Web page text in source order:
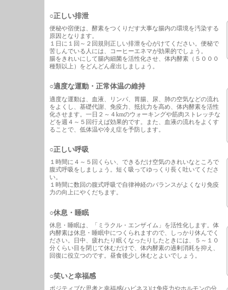
○正しい排泄
便秘や宿便は、酵素をつくりだす大事な腸内の環境を汚染する
原因となります。
１日に１回～２回規則正しい排泄を心がけてください。便秘で
苦しんでいる人には、コーヒーエネマが効果的でしょう。
腸をきれいにして腸内細菌を活性化させ、体内酵素（５０００
種類以上）をどんどん産出しましょう。
○適度な運動・正常体温の維持
適度な運動は、血液、リンパ、胃腸、尿、肺の空気などの流れ
をよくし、基礎代謝、免疫力、抵抗力を高め、体内酵素を活性
化させます。一日２～４kmのウォーキングや筋肉ストレッチな
どを週４～５回行えば効果的です。また、血液の流れをよくす
ることで、低体温や冷え症を予防します。
○正しい呼吸
１時間に４～５回くらい、できるだけ空気のきれいなところで
腹式呼吸をしましょう。短く吸ってゆっくり長く吐いてくださ
い。
１時間に数回の腹式呼吸で自律神経のバランスがよくなり免疫
力の向上にやくだちます。
○休息・睡眠
休息・睡眠は、「ミラクル・エンザイム」を活性化します。体
内酵素は休息・睡眠中につくられますので、しっかり休んでく
ださい。日中、疲れたり眠くなったりしたときには、５～１０
分くらい目を閉じて休むだけで、体内酵素の過剰消耗を抑え、
回復に役立つのです。昼食後少し休むとよいでしょう。
○笑いと幸福感
ポジティブな思考と幸福感(ハピネス)は免疫力やホルモンの分